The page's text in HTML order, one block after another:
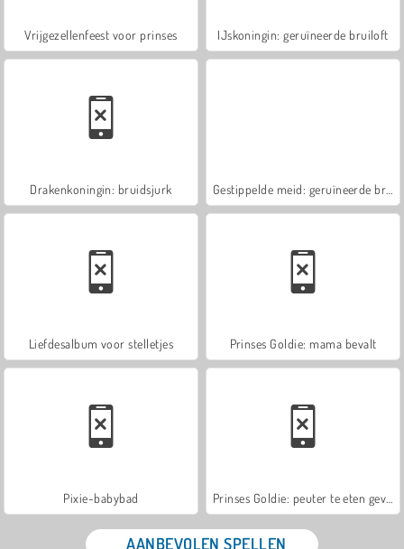
Vrijgezellenfeest voor prinses IJskoningin: geruïneerde bruiloft
Drakenkoningin: bruidsjurk
Liefdesalbum voor stelletjes Prinses Goldie: mama bevalt
Pixie-babybad
AANBEVOLEN SPELLEN